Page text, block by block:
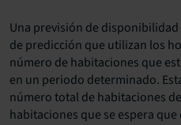
Una previsión de
de predicción que utilizan los
número de habitaciones que
en un periodo determinado.
número total de habitaciones
habitaciones que se espera